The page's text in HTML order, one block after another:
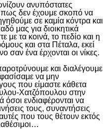
ανυπόστατες
δεν έχουμε σκοπό να
σε καμία κόντρα και
μας για διοικητικά
με τα κοινά, το πεδίο και η
και στα Πέταλα, εκεί
σαν ένα έρχονται οι νίκες.
και διαλέγουμε
να μην
που είμαστε κάθετα
Χατζόπουλου στην
ενδιαφέρονται να
τους, συναντήσεις
που τους θέτουν εκτός